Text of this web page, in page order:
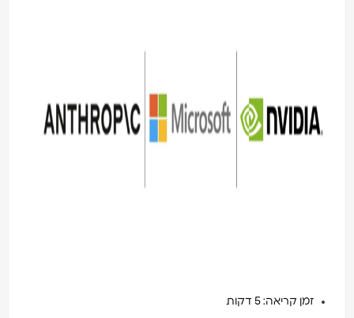
זמן קריאה: 5 דקות